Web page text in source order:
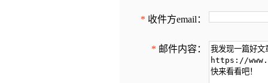
* 收件方email：
* 邮件内容：